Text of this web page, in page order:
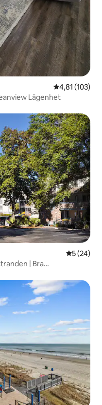
4,81 av 5 i
4,81 (103)
Lägenhet
5 av 5 i
5 (24)
| Bra